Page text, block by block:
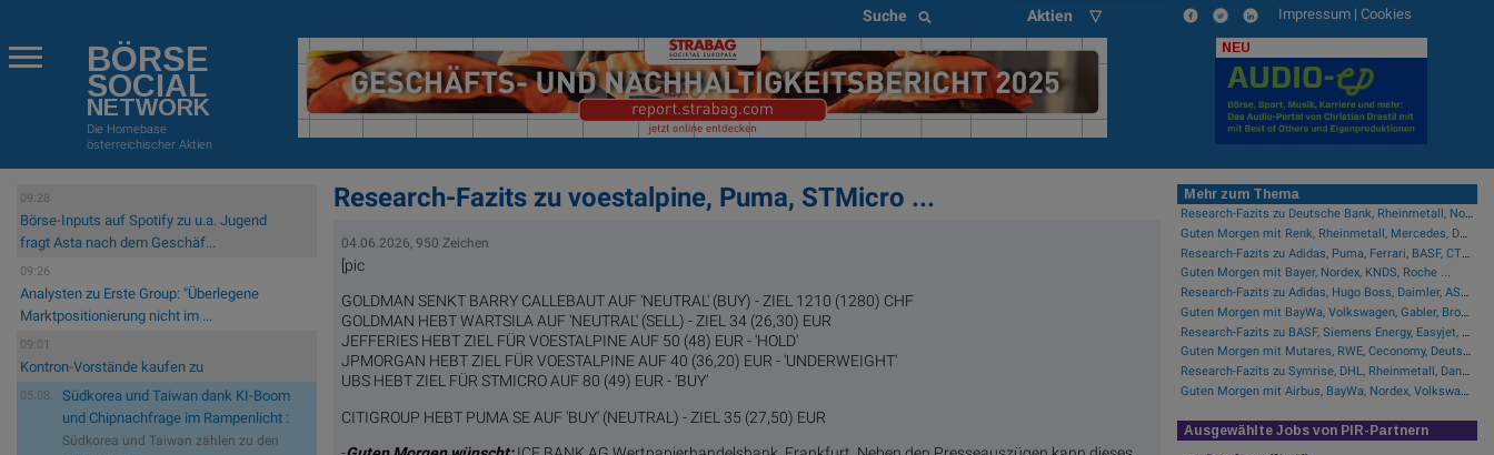
Suche Aktien ▽ Impressum | Cookies
BÖRSE
SOCIAL
NETWORK
Die Homebase
österreichischer Aktien
NEU
09:28
Börse-Inputs auf Spotify zu u.a. Jugend
fragt Asta nach dem Geschäf...
09:26
Analysten zu Erste Group: "Überlegene
Marktpositionierung nicht im ...
09:01
Kontron-Vorstände kaufen zu
05.08.
Südkorea und Taiwan dank KI-Boom
und Chipnachfrage im Rampenlicht :
Südkorea und Taiwan zählen zu den
Research-Fazits zu voestalpine, Puma, STMicro ...
04.06.2026, 950 Zeichen
[pic
GOLDMAN SENKT BARRY CALLEBAUT AUF 'NEUTRAL' (BUY) - ZIEL 1210 (1280) CHF
GOLDMAN HEBT WARTSILA AUF 'NEUTRAL' (SELL) - ZIEL 34 (26,30) EUR
JEFFERIES HEBT ZIEL FÜR VOESTALPINE AUF 50 (48) EUR - 'HOLD'
JPMORGAN HEBT ZIEL FÜR VOESTALPINE AUF 40 (36,20) EUR - 'UNDERWEIGHT'
UBS HEBT ZIEL FÜR STMICRO AUF 80 (49) EUR - 'BUY'
CITIGROUP HEBT PUMA SE AUF 'BUY' (NEUTRAL) - ZIEL 35 (27,50) EUR
Mehr zum Thema
Research-Fazits zu Deutsche Bank, Rheinmetall, Nordex, Auto1, Lufthansa ...
Guten Morgen mit Renk, Rheinmetall, Mercedes, DHL, Volkswagen ...
Research-Fazits zu Adidas, Puma, Ferrari, BASF, CTS Eventim ...
Guten Morgen mit Bayer, Nordex, KNDS, Roche ...
Research-Fazits zu Adidas, Hugo Boss, Daimler, ASML ...
Guten Morgen mit BayWa, Volkswagen, Gabler, Brockhaus, KNDS ...
Research-Fazits zu BASF, Siemens Energy, Easyjet, Nokia ...
Guten Morgen mit Mutares, RWE, Ceconomy, Deutsche Telekom ...
Research-Fazits zu Symrise, DHL, Rheinmetall, Danone, Leonardo ...
Guten Morgen mit Airbus, BayWa, Nordex, Volkswagen ...
Ausgewählte Jobs von PIR-Partnern